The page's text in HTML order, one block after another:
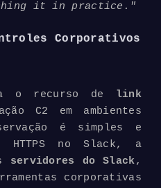
it in practice."
Corporativos
o recurso de link
C2 em ambientes
é simples e
HTTPS no Slack, a
servidores do Slack,
corporativas